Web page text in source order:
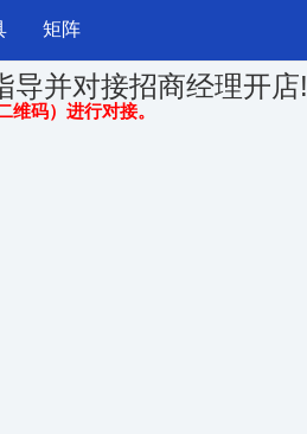
矩阵
导并对接招商经理开店!
码）进行对接。